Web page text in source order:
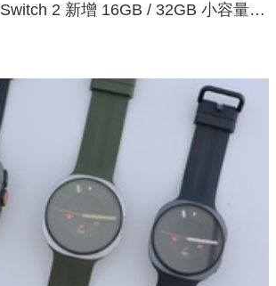
Switch 2 新增 16GB / 32GB 小容量遊